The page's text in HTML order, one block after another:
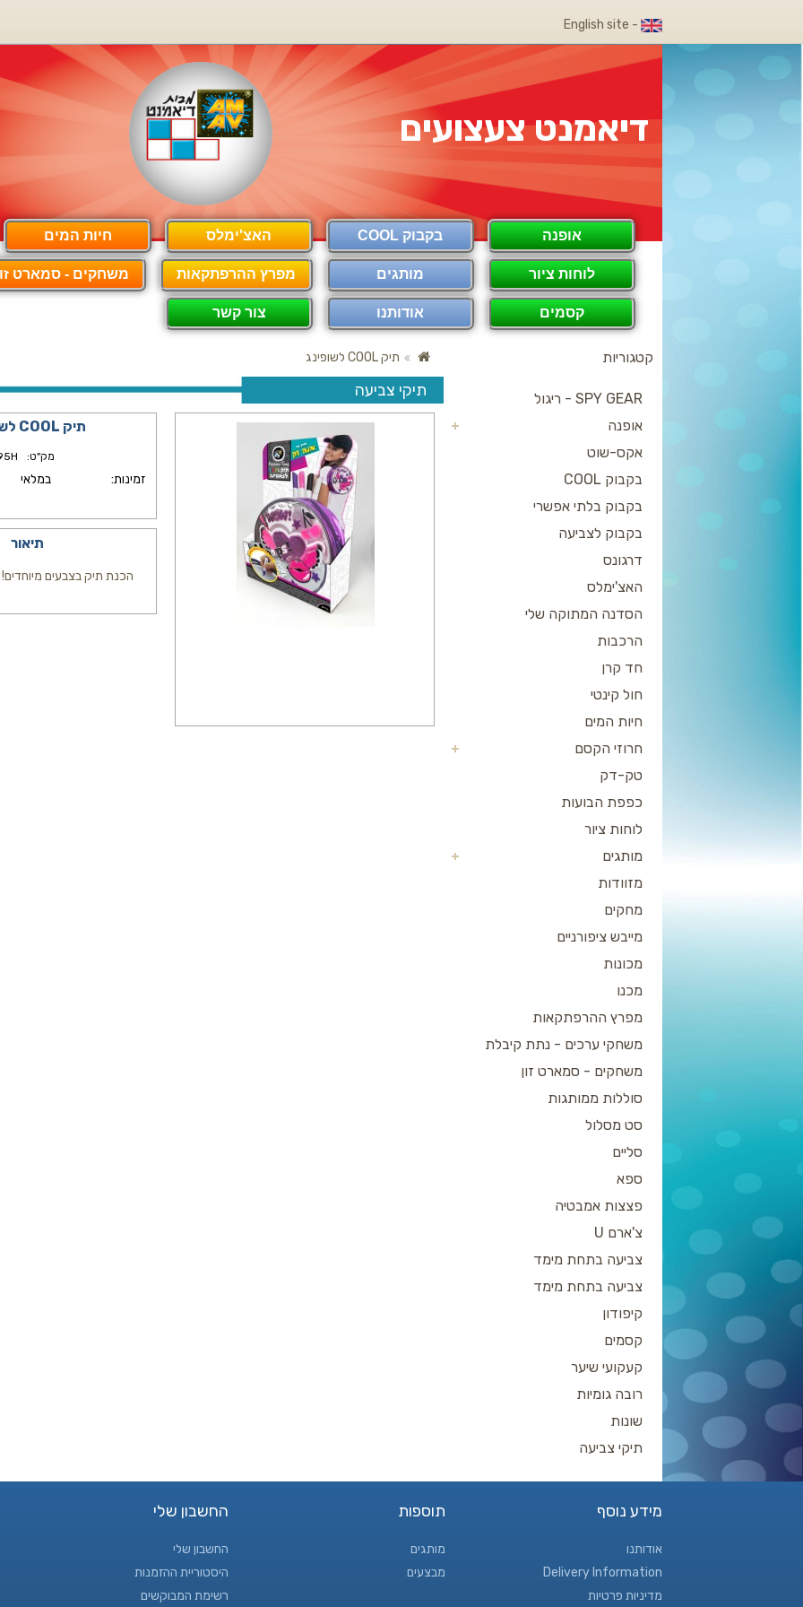
- English site
דיאמנט צעצועים
אופנה בקבוק COOL האצ'ימלס חיות המים
לוחות ציור מותגים מפרץ ההרפתקאות משחקים - סמארט
קסמים אודותנו צור קשר
קטגוריות
SPY GEAR - ריגול
אופנה
אקס-שוט
בקבוק COOL
בקבוק בלתי אפשרי
בקבוק לצביעה
דרגונס
האצ'ימלס
הסדנה המתוקה שלי
הרכבות
חד קרן
חול קינטי
חיות המים
חרוזי הקסם
טק-דק
כפפת הבועות
לוחות ציור
מותגים
מזוודות
מחקים
מייבש ציפורניים
מכונות
מכנו
מפרץ ההרפתקאות
משחקי ערכים - נתת קיבלת
משחקים - סמארט זון
סוללות ממותגות
סט מסלול
סליים
ספא
פצצות אמבטיה
צ'ארם U
צביעה בתחת מימד
צביעה בתחת מימד
קיפודון
קסמים
קעקועי שיער
רובה גומיות
שונות
תיקי צביעה
תיק COOL לשופינג
תיקי צביעה
תיק COOL לשופינג
מק"ט:
זמינות: במלאי
תיאור
הכנת תיק בצבעים מיוחדים!
מידע נוסף
אודותנו
Delivery Information
מדיניות פרטיות
תוספות
מותגים
מבצעים
החשבון שלי
החשבון שלי
היסטוריית ההזמנות
רשימת המבוקשים